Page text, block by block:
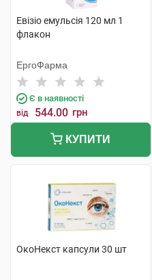
Евізіо емульсія 120 мл 1
флакон
ЕргоФарма
Є в наявності
від 544.00 грн
КУПИТИ
ОкоНекст капсули 30 шт